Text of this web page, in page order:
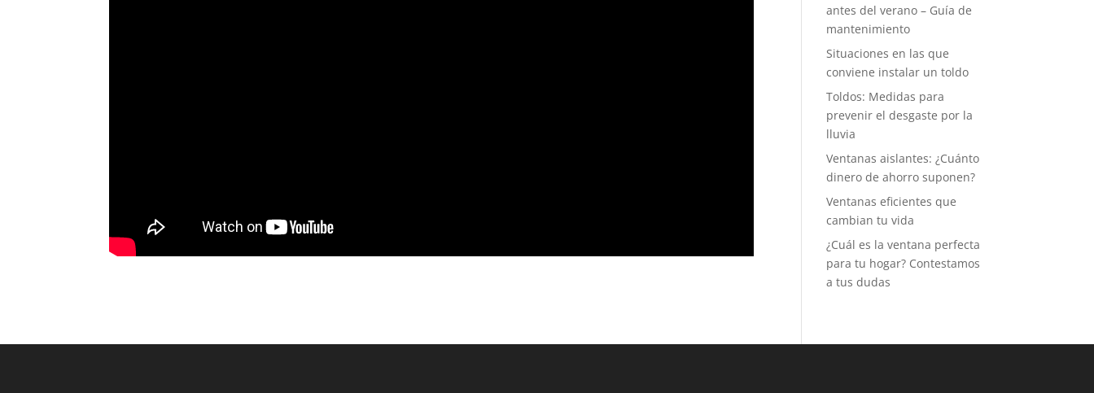
antes del verano – Guía de
mantenimiento
Situaciones en las que
conviene instalar un toldo
Toldos: Medidas para
prevenir el desgaste por la
lluvia
Ventanas aislantes: ¿Cuánto
dinero de ahorro suponen?
Ventanas eficientes que
cambian tu vida
¿Cuál es la ventana perfecta
para tu hogar? Contestamos
a tus dudas